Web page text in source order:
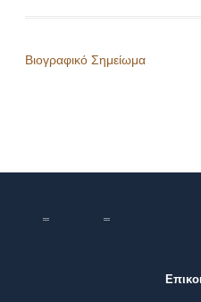
Βιογραφικό Σημείωμα